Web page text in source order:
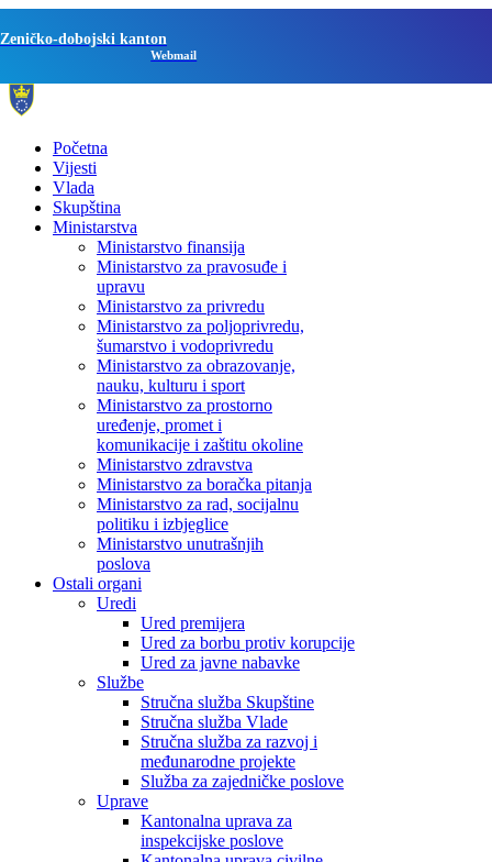
Zeničko-dobojski kanton
Webmail
Početna
Vijesti
Vlada
Skupština
Ministarstva
Ministarstvo finansija
Ministarstvo za pravosuđe i
upravu
Ministarstvo za privredu
Ministarstvo za poljoprivredu,
šumarstvo i vodoprivredu
Ministarstvo za obrazovanje,
nauku, kulturu i sport
Ministarstvo za prostorno
uređenje, promet i
komunikacije i zaštitu okoline
Ministarstvo zdravstva
Ministarstvo za boračka pitanja
Ministarstvo za rad, socijalnu
politiku i izbjeglice
Ministarstvo unutrašnjih
poslova
Ostali organi
Uredi
Ured premijera
Ured za borbu protiv korupcije
Ured za javne nabavke
Službe
Stručna služba Skupštine
Stručna služba Vlade
Stručna služba za razvoj i
međunarodne projekte
Služba za zajedničke poslove
Uprave
Kantonalna uprava za
inspekcijske poslove